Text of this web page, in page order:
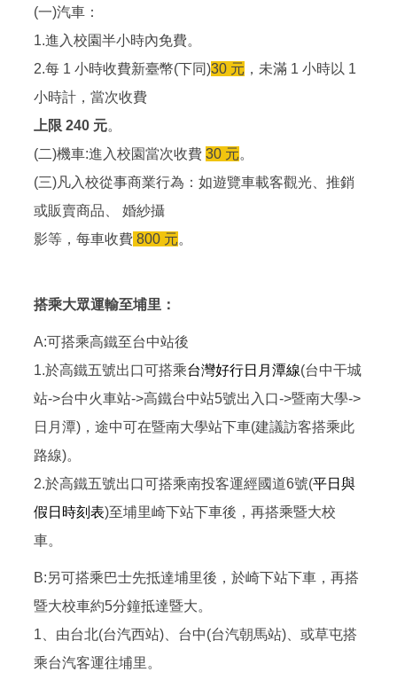
(一)汽車：
1.進入校園半小時內免費。
2.每 1 小時收費新臺幣(下同)30 元 ，未滿 1 小時以 1
小時計，當次收費
上限 240 元。
(二)機車:進入校園當次收費 30 元。
(三)凡入校從事商業行為：如遊覽車載客觀光、推銷
或販賣商品、 婚紗攝
影等，每車收費 800 元。
搭乘大眾運輸至埔里：
A:可搭乘高鐵至台中站後
1.於高鐵五號出口可搭乘台灣好行日月潭線(台中干城
站->台中火車站->高鐵台中站5號出入口->暨南大學->
日月潭)，途中可在暨南大學站下車(建議訪客搭乘此
路線)。
2.於高鐵五號出口可搭乘南投客運經國道6號(平日與
假日時刻表)至埔里崎下站下車後，再搭乘暨大校
車。
B:另可搭乘巴士先抵達埔里後，於崎下站下車，再搭
暨大校車約5分鐘抵達暨大。
1、由台北(台汽西站)、台中(台汽朝馬站)、或草屯搭
乘台汽客運往埔里。